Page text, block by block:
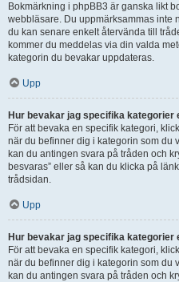
Bokmärkning i phpBB3 är ganska likt
webbläsare. Du uppmärksammas inte
du kan senare enkelt återvända till
kommer du meddelas via din valda
kategorin du bevakar uppdateras.
Upp
Hur bevakar jag specifika kategorier
För att bevaka en specifik kategori,
när du befinner dig i kategorin som du
kan du antingen svara på tråden och
besvaras” eller så kan du klicka på
trådsidan.
Upp
Hur bevakar jag specifika kategorier
För att bevaka en specifik kategori,
när du befinner dig i kategorin som du
kan du antingen svara på tråden och